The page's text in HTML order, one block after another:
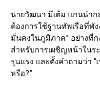
นายวัฒนา มีเต้ม แกนนำ
ต้องการใช้ฐานทัพเรือที่พั
มั่นคงในภูมิภาค” อย่างที่ก
สำหรับการเผชิญหน้าใน
รุนแรง และตั้งคำถามว่า “
หรือ?”